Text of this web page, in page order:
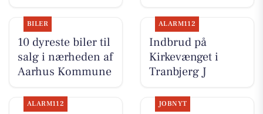
BILER
10 dyreste biler til
salg i nærheden af
Aarhus Kommune
ALARM112
Indbrud på
Kirkevænget i
Tranbjerg J
ALARM112 JOBNYT